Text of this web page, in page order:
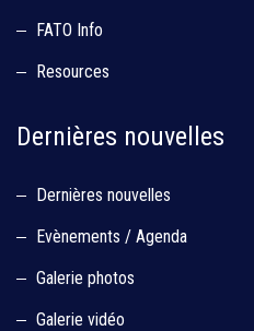
FATO Info
Resources
Dernières nouvelles
Dernières nouvelles
Evènements / Agenda
Galerie photos
Galerie vidéo